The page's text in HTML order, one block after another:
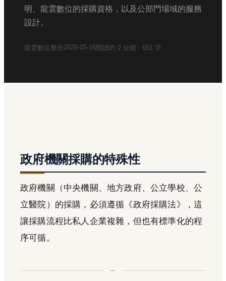
明、龍雲數位的採購資格，以及公部門場域的服務
設計。
龍雲數位整合2026-05-16閱讀約 2 分鐘 · 651 字
政府機關採購的特殊性
政府機關（中央機關、地方政府、公立學校、公
立醫院）的採購，必須遵循《政府採購法》，這
讓採購流程比私人企業複雜，但也有標準化的程
序可循。